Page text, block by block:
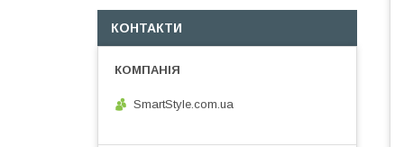
КОНТАКТИ
SmartStyle.com.ua